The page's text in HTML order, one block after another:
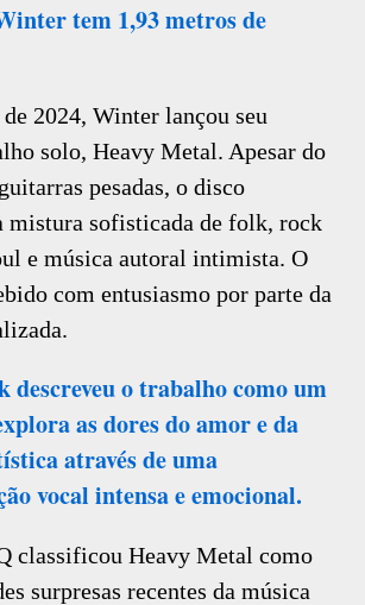
tem 1,93 metros de
2024, Winter lançou seu
solo, Heavy Metal. Apesar do
pesadas, o disco
mistura sofisticada de folk, rock
e música autoral intimista. O
com entusiasmo por parte da
descreveu o trabalho como um
as dores do amor e da
através de uma
vocal intensa e emocional.
classificou Heavy Metal como
surpresas recentes da música